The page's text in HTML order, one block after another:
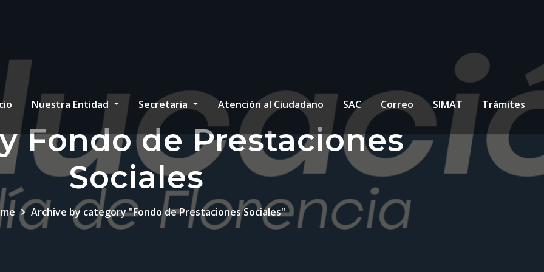
Nuestra Entidad Secretaria Atención al Ciudadano SAC Correo SIMAT Trámites
Fondo de Prestaciones
Sociales
Archive by category "Fondo de Prestaciones Sociales"